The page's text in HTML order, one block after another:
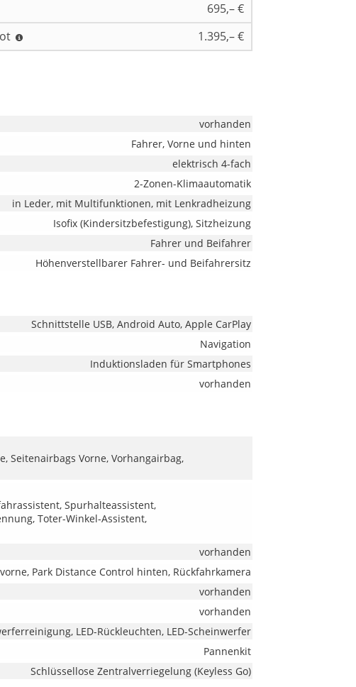
695,– €
1.395,– €
vorhanden
Fahrer, Vorne und hinten
elektrisch 4-fach
2-Zonen-Klimaautomatik
in Leder, mit Multifunktionen, mit Lenkradheizung
Isofix (Kindersitzbefestigung), Sitzheizung
Fahrer und Beifahrer
Höhenverstellbarer Fahrer- und Beifahrersitz
Schnittstelle USB, Android Auto, Apple CarPlay
Navigation
Induktionsladen für Smartphones
vorhanden
Seitenairbags Vorne, Vorhangairbag,
Spurhalteassistent,
Toter-Winkel-Assistent,
vorhanden
Park Distance Control hinten, Rückfahrkamera
vorhanden
vorhanden
LED-Rückleuchten, LED-Scheinwerfer
Pannenkit
Schlüssellose Zentralverriegelung (Keyless Go)